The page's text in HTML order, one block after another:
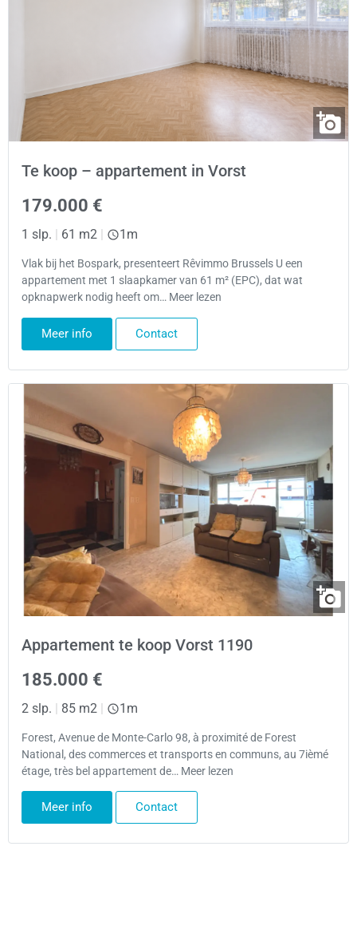
Te koop – appartement in Vorst
179.000 €
1 slp. | 61 m2 | 1m
Vlak bij het Bospark, presenteert Rêvimmo Brussels U een
appartement met 1 slaapkamer van 61 m² (EPC), dat wat
opknapwerk nodig heeft om… Meer lezen
Meer info Contact
Appartement te koop Vorst 1190
185.000 €
2 slp. | 85 m2 | 1m
Forest, Avenue de Monte-Carlo 98, à proximité de Forest
National, des commerces et transports en communs, au 7ièmé
étage, très bel appartement de… Meer lezen
Meer info Contact